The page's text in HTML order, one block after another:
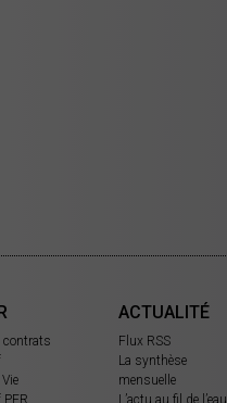
contrats
ACTUALITÉ
Flux RSS
La synthèse
mensuelle
L’actu au fil de l’eau